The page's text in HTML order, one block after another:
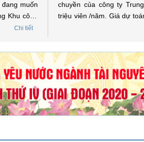
muốn
Khu công
Chi tiết
chuyền của công ty
triệu viên /năm. Giá dự
vốn của quỹ bảo vệ môi